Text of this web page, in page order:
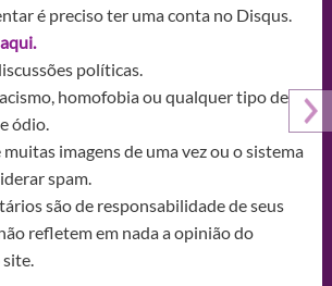
é preciso ter uma conta no Disqus.
políticas.
homofobia ou qualquer tipo de
ódio.
imagens de uma vez ou o sistema
spam.
são de responsabilidade de seus
refletem em nada a opinião do